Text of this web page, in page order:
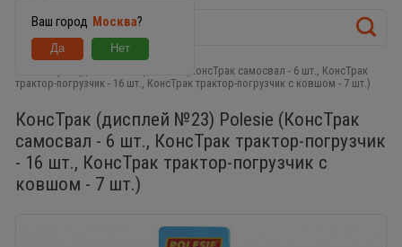
Ваш город Москва?
КонсТрак (дисплей №23) Polesie (КонсТрак самосвал - 6 шт., КонсТрак
трактор-погрузчик - 16 шт., КонсТрак трактор-погрузчик с ковшом - 7 шт.)
КонсТрак (дисплей №23) Polesie (КонсТрак
самосвал - 6 шт., КонсТрак трактор-погрузчик
- 16 шт., КонсТрак трактор-погрузчик с
ковшом - 7 шт.)